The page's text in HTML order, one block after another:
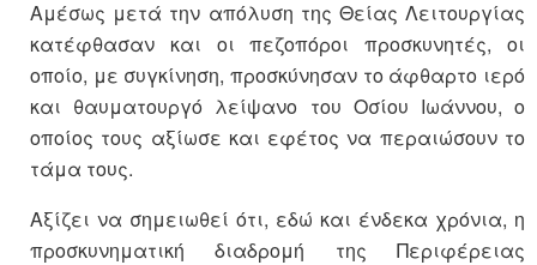
Αμέσως μετά την απόλυση της Θείας Λειτουργίας
κατέφθασαν και οι πεζοπόροι προσκυνητές, οι
οποίο, με συγκίνηση, προσκύνησαν το άφθαρτο ιερό
και θαυματουργό λείψανο του Οσίου Ιωάννου, ο
οποίος τους αξίωσε και εφέτος να περαιώσουν το
τάμα τους.
Αξίζει να σημειωθεί ότι, εδώ και ένδεκα χρόνια, η
προσκυνηματική διαδρομή της Περιφέρειας